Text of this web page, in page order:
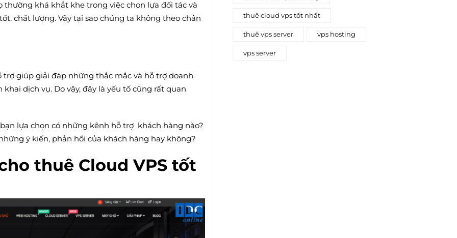
khá khắt khe trong việc chọn lựa đối tác và
chất lượng. Vậy tại sao chúng ta không theo chân
giúp giải đáp những thắc mắc và hỗ trợ doanh
dịch vụ. Do vậy, đây là yếu tố cũng rất quan
lựa chọn có những kênh hỗ trợ khách hàng nào?
ý kiến, phản hồi của khách hàng hay không?
thuê Cloud VPS tốt
thuê cloud vps tốt nhất
thuê vps server vps hosting
vps server